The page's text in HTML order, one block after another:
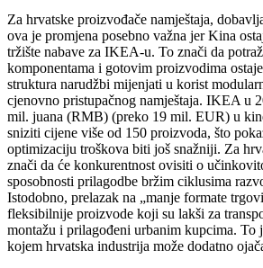
Za hrvatske proizvođače namještaja,
ova je promjena posebno važna jer Kina
tržište nabave za IKEA‑u. To znači da
komponentama i gotovim proizvodima
struktura narudžbi mijenjati u korist
cjenovno pristupačnog namještaja. IKEA u
mil. juana (RMB) (preko 19 mil. EUR) u
sniziti cijene više od 150 proizvoda, što
optimizaciju troškova biti još snažniji. Za
znači da će konkurentnost ovisiti o
sposobnosti prilagodbe bržim ciklusima
Istodobno, prelazak na „manje formate
fleksibilnije proizvode koji su lakši za
montažu i prilagođeni urbanim kupcima. To
kojem hrvatska industrija može dodatno